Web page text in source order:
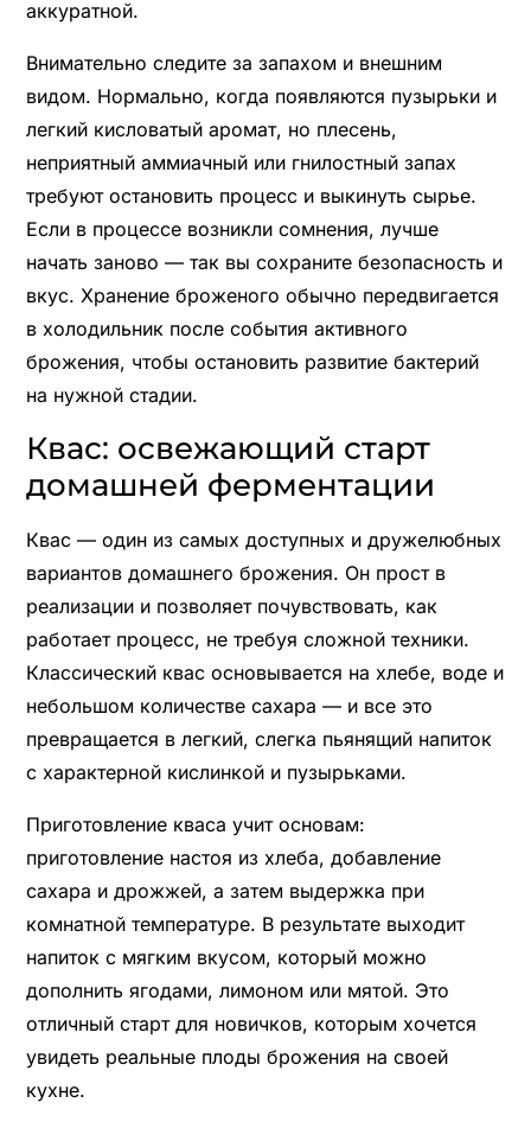
аккуратной.
Внимательно следите за запахом и внешним
видом. Нормально, когда появляются пузырьки и
легкий кисловатый аромат, но плесень,
неприятный аммиачный или гнилостный запах
требуют остановить процесс и выкинуть сырье.
Если в процессе возникли сомнения, лучше
начать заново — так вы сохраните безопасность и
вкус. Хранение броженого обычно передвигается
в холодильник после события активного
брожения, чтобы остановить развитие бактерий
на нужной стадии.
Квас: освежающий старт
домашней ферментации
Квас — один из самых доступных и дружелюбных
вариантов домашнего брожения. Он прост в
реализации и позволяет почувствовать, как
работает процесс, не требуя сложной техники.
Классический квас основывается на хлебе, воде и
небольшом количестве сахара — и все это
превращается в легкий, слегка пьянящий напиток
с характерной кислинкой и пузырьками.
Приготовление кваса учит основам:
приготовление настоя из хлеба, добавление
сахара и дрожжей, а затем выдержка при
комнатной температуре. В результате выходит
напиток с мягким вкусом, который можно
дополнить ягодами, лимоном или мятой. Это
отличный старт для новичков, которым хочется
увидеть реальные плоды брожения на своей
кухне.